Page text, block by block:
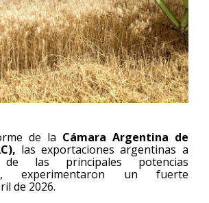
de la Cámara Argentina de
las exportaciones argentinas a
las principales potencias
experimentaron un fuerte
de 2026.